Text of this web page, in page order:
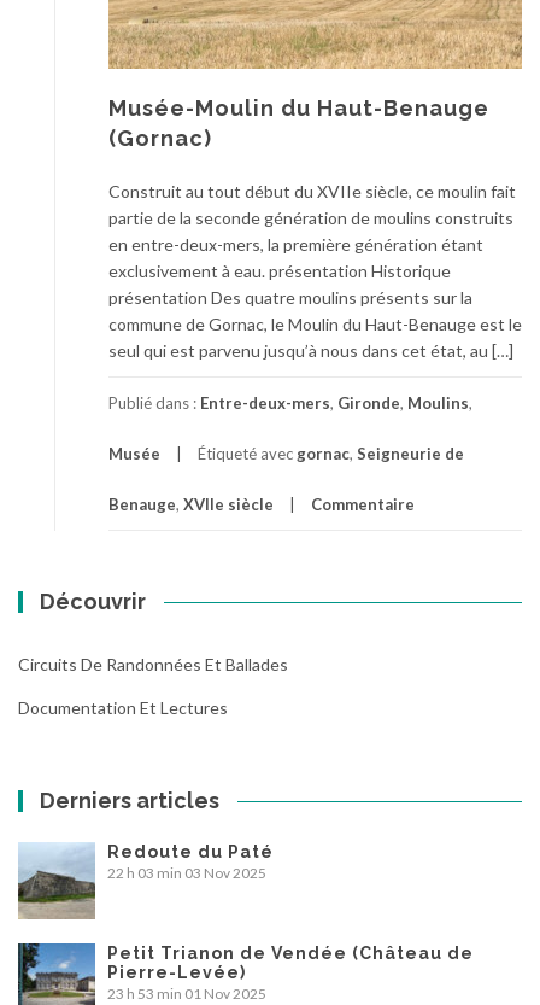
Musée-Moulin du Haut-Benauge
(Gornac)
Construit au tout début du XVIIe siècle, ce moulin fait
partie de la seconde génération de moulins construits
en entre-deux-mers, la première génération étant
exclusivement à eau. présentation Historique
présentation Des quatre moulins présents sur la
commune de Gornac, le Moulin du Haut-Benauge est le
seul qui est parvenu jusqu’à nous dans cet état, au […]
Publié dans : Entre-deux-mers, Gironde, Moulins,
Musée Étiqueté avecgornac, Seigneurie de
Benauge, XVIIe siècle Commentaire
Découvrir
Circuits De Randonnées Et Ballades
Documentation Et Lectures
Derniers articles
Redoute du Paté
22 h 03 min 03 Nov 2025
Petit Trianon de Vendée (Château de
Pierre-Levée)
23 h 53 min 01 Nov 2025